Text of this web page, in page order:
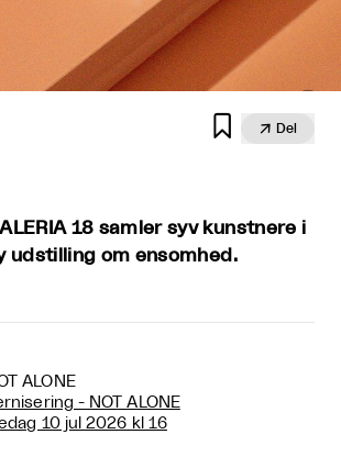
  Del
18 samler syv kunstnere i
udstilling om ensomhed.
ALONE
- NOT ALONE
10 jul 2026 kl 16